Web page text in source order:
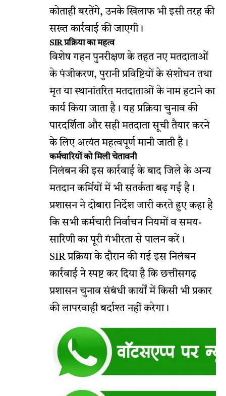
कोताही बरतेंगे, उनके खिलाफ भी इसी तरह की
सख्त कार्रवाई की जाएगी।
SIR प्रक्रिया का महत्व
विशेष गहन पुनरीक्षण के तहत नए मतदाताओं
के पंजीकरण, पुरानी प्रविष्टियों के संशोधन तथा
मृत या स्थानांतरित मतदाताओं के नाम हटाने का
कार्य किया जाता है। यह प्रक्रिया चुनाव की
पारदर्शिता और सही मतदाता सूची तैयार करने
के लिए अत्यंत महत्वपूर्ण मानी जाती है।
कर्मचारियों को मिली चेतावनी
निलंबन की इस कार्रवाई के बाद जिले के अन्य
मतदान कर्मियों में भी सतर्कता बढ़ गई है।
प्रशासन ने दोबारा निर्देश जारी करते हुए कहा है
कि सभी कर्मचारी निर्वाचन नियमों व समय-
सारिणी का पूरी गंभीरता से पालन करें।
SIR प्रक्रिया के दौरान की गई इस निलंबन
कार्रवाई ने स्पष्ट कर दिया है कि छत्तीसगढ़
प्रशासन चुनाव संबंधी कार्यों में किसी भी प्रकार
की लापरवाही बर्दाश्त नहीं करेगा।